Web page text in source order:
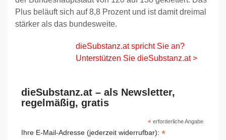
Plus beläuft sich auf 8,8 Prozent und ist damit dreimal
stärker als das bundesweite.
dieSubstanz.at spricht Sie an?
Unterstützen Sie dieSubstanz.at >
dieSubstanz.at – als Newsletter,
regelmäßig, gratis
*erforderliche Angabe
Ihre E-Mail-Adresse (jederzeit widerrufbar): *